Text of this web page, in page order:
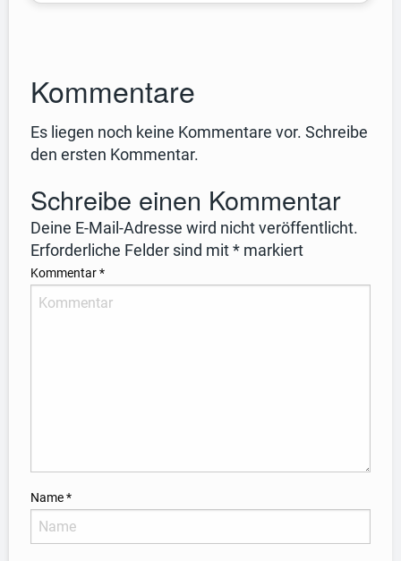
Kommentare
Es liegen noch keine Kommentare vor. Schreibe
den ersten Kommentar.
Schreibe einen Kommentar
Deine E-Mail-Adresse wird nicht veröffentlicht.
Erforderliche Felder sind mit * markiert
Kommentar*
Name*